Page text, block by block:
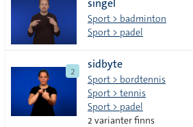
singel
Sport > badminton
Sport > padel
2 sidbyte
Sport > bordtennis
Sport > tennis
Sport > padel
2 varianter finns